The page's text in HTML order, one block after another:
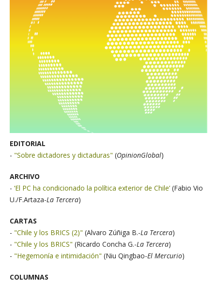
EDITORIAL
- "Sobre dictadores y dictaduras" (OpinionGlobal)
ARCHIVO
- ‘El PC ha condicionado la política exterior de Chile’ (Fabio Vio
U./F.Artaza-La Tercera)
CARTAS
- "Chile y los BRICS (2)" (Alvaro Zúñiga B.-La Tercera)
- "Chile y los BRICS" (Ricardo Concha G.-La Tercera)
- "Hegemonía e intimidación" (Niu Qingbao-El Mercurio)
COLUMNAS